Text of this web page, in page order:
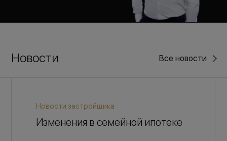
Новости Все новости
Новости застройщика
Изменения в семейной ипотеке